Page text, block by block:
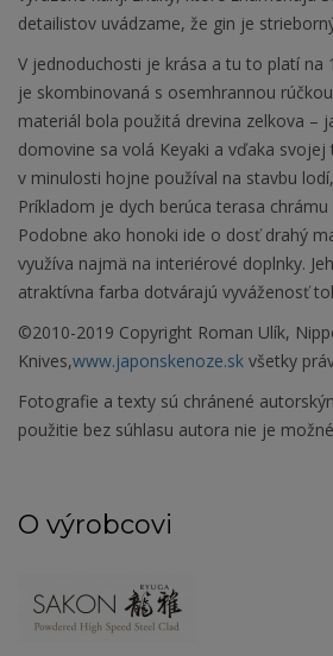
detailistov uvádzame, že gin je
V jednoduchosti je krása a tu to platí na
je skombinovaná s osemhrannou
materiál bola použitá drevina zelkova –
domovine sa volá Keyaki a vďaka
v minulosti hojne používal na stavbu
Príkladom je dych berúca terasa
Podobne ako honoki ide o dosť drahý
využíva najmä na interiérové doplnky.
atraktívna farba dotvárajú vyváženosť
©2010-2019 Copyright Roman Ulík,
Knives,www.japonskenoze.sk všetky
Fotografie a texty sú chránené
použitie bez súhlasu autora nie je
O výrobcovi